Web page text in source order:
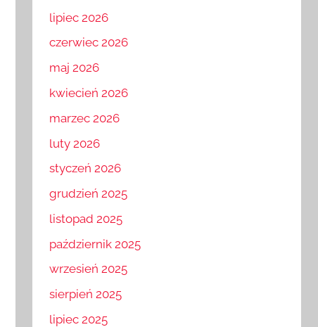
lipiec 2026
czerwiec 2026
maj 2026
kwiecień 2026
marzec 2026
luty 2026
styczeń 2026
grudzień 2025
listopad 2025
październik 2025
wrzesień 2025
sierpień 2025
lipiec 2025